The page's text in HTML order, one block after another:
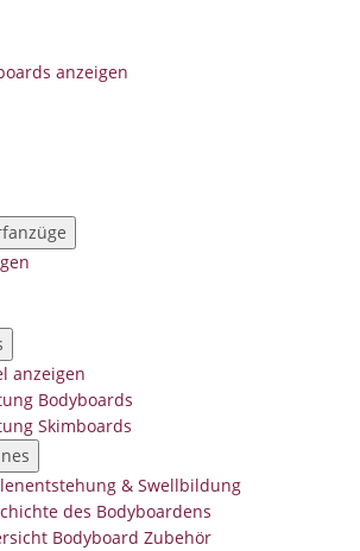
anzeigen
anzeigen
Bodyboards
Skimboards
& Swellbildung
des Bodyboardens
Bodyboard Zubehör